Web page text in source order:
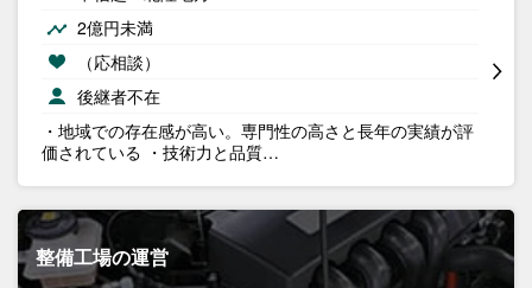
2億円未満
（応相談）
後継者不在
・地域での存在感が高い。専門性の高さと長年の実績が評
価されている ・技術力と品質…
整備工場の運営